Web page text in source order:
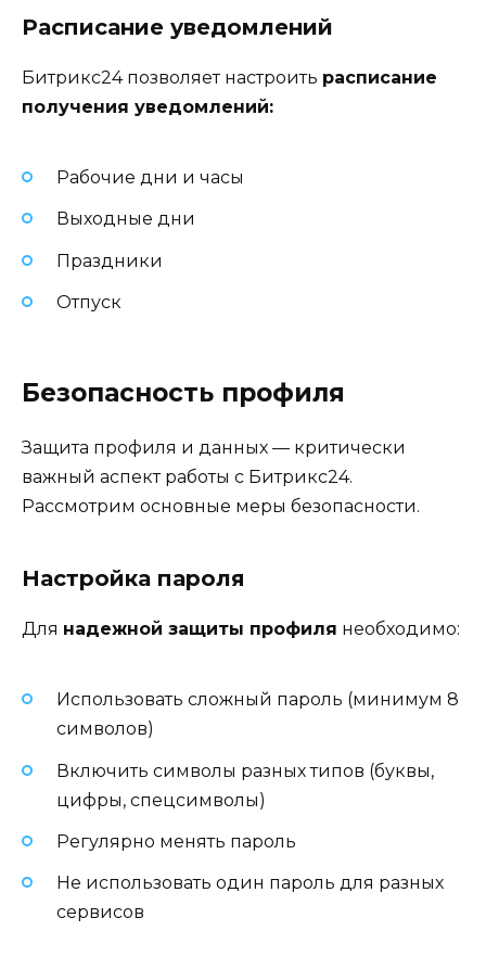
Расписание уведомлений
Битрикс24 позволяет настроить расписание
получения уведомлений:
Рабочие дни и часы
Выходные дни
Праздники
Отпуск
Безопасность профиля
Защита профиля и данных — критически
важный аспект работы с Битрикс24.
Рассмотрим основные меры безопасности.
Настройка пароля
Для надежной защиты профиля необходимо:
Использовать сложный пароль (минимум 8
символов)
Включить символы разных типов (буквы,
цифры, спецсимволы)
Регулярно менять пароль
Не использовать один пароль для разных
сервисов